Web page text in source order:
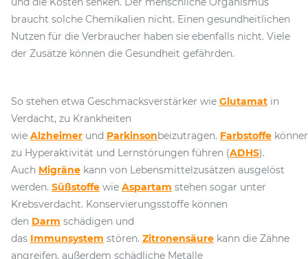
braucht solche Chemikalien nicht. Einen gesundheitlichen
Nutzen für die Verbraucher haben sie ebenfalls nicht. Viele
der Zusätze können die Gesundheit gefährden.
So stehen etwa Geschmacksverstärker wie Glutamat in
Verdacht, zu Krankheiten
wie Alzheimer und Parkinsonbeizutragen. Farbstoffe
zu Hyperaktivität und Lernstörungen führen (ADHS).
Auch Migräne kann von Lebensmittelzusätzen ausgelöst
werden. Süßstoffe wie Aspartam stehen sogar unter
Krebsverdacht. Konservierungsstoffe können
den Darm schädigen und
das Immunsystem stören. Zitronensäure kann die Zähne
angreifen, außerdem schädliche Metalle